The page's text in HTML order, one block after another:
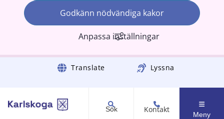
Godkänn nödvändiga kakor
Anpassa inställningar
Gå till innehåll Translate Lyssna
Sök Kontakt
Meny